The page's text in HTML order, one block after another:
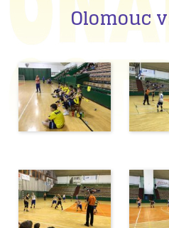
Olomouc